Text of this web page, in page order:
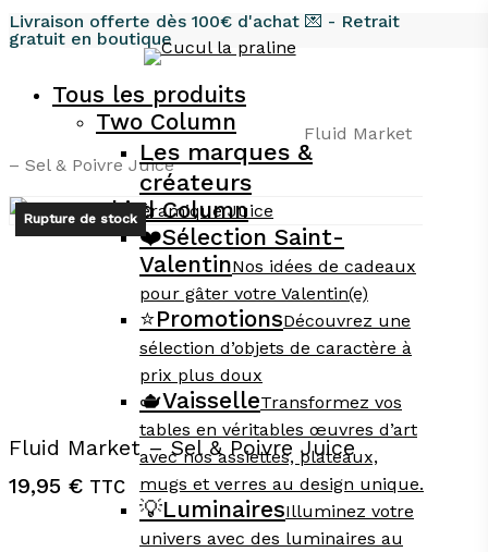
Skip
to
content
Livraison offerte dès 100€ d'achat 💌 - Retrait
gratuit en boutique
Tous les produits
Two Column
Les marques &
créateurs
Third Column
❤️​Sélection Saint-
ValentinNos idées de cadeaux
pour gâter votre Valentin(e)
⭐️PromotionsDécouvrez une
sélection d’objets de caractère à
prix plus doux
🫖VaisselleTransformez vos
tables en véritables œuvres d’art
avec nos assiettes, plateaux,
mugs et verres au design unique.
💡LuminairesIlluminez votre
univers avec des luminaires au
Tous les produits Vaisselle
Fluid Market
– Sel & Poivre Juice
Rupture de stock
Fluid Market – Sel & Poivre Juice
19,95 € TTC